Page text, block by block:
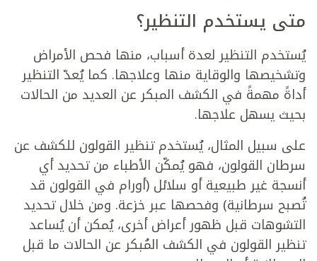
متى يستخدم التنظير؟
يُستخدم التنظير لعدة أسباب، منها فحص الأمراض
وتشخيصها والوقاية منها وعلاجها. كما يُعدّ التنظير
أداةً مهمةً في الكشف المبكر عن العديد من الحالات
بحيث يسهل علاجها.
على سبيل المثال، يُستخدم تنظير القولون للكشف عن
سرطان القولون، فهو يُمكّن الأطباء من تحديد أي
أنسجة غير طبيعية أو سلائل (أورام في القولون قد
تُصبح سرطانية) وفحصها عبر خزعة. ومن خلال تحديد
التشوهات قبل ظهور أعراض أخرى، يُمكن أن يُساعد
تنظير القولون في الكشف المُبكر عن الحالات ما قبل